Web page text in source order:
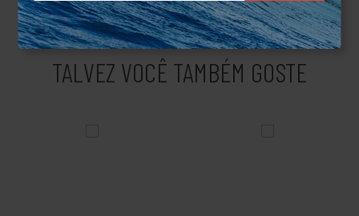
TALVEZ VOCÊ TAMBÉM GOSTE